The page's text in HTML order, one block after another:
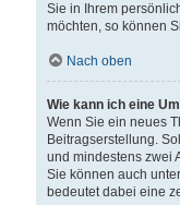
Sie in Ihrem
möchten, so können
Nach oben
Wie kann ich eine
Wenn Sie ein neues
Beitragserstellung.
und mindestens zwei
Sie können auch
bedeutet dabei eine